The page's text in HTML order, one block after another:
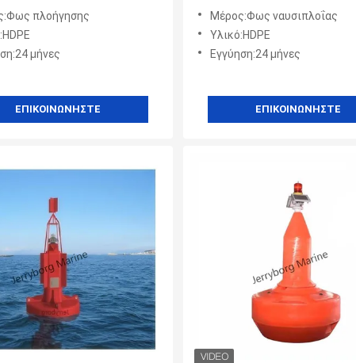
και προειδοποίησης
/ ανοικτή θάλασσα /
πλοήγησης
μήνες
ΕΠΙΚΟΙΝΩΝΉΣΤΕ
σήμα για την παράκτια
και την προειδοποίηση
Μέρος:Φως ναυσιπλοΐας
Υλικό:HDPE
Εγγύηση:24 μήνες
ΕΠΙΚΟΙΝΩΝΉΣΤΕ